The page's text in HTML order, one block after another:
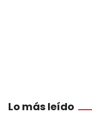
Lo más leído